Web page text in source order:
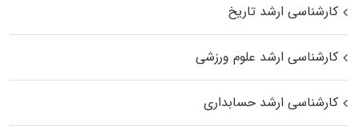
کارشناسی ارشد تاریخ
کارشناسی ارشد علوم ورزشی
کارشناسی ارشد حسابداری